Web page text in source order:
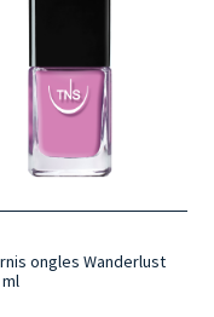
ongles Wanderlust